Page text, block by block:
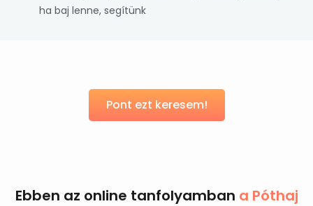
ha baj lenne, segítünk
Pont ezt keresem!
Ebben az online tanfolyamban a Póthaj